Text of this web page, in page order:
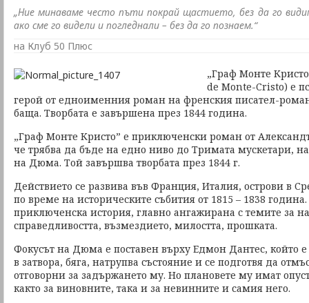
„Ние минаваме често пъти покрай щастието, без да го
ако сме го видели и погледнали – без да го познаем.“
на Клуб 50 Плюс
„Граф Монте
de Monte-Cristo) е
герой от едноименния роман на френския писател-
баща. Творбата е завършена през 1844 година.
„Граф Монте Кристо” е приключенски роман от
че трябва да бъде на едно ниво до Тримата мускетари,
на Дюма. Той завършва творбата през 1844 г.
Действието се развива във Франция, Италия, острови в
по време на историческите събития от 1815 – 1838
приключенска история, главно ангажирана с темите за
справедливостта, възмездието, милостта, прошката.
Фокусът на Дюма е поставен върху Едмон Дантес, който
в затвора, бяга, натрупва състояние и се подготвя да
отговорни за задържането му. Но плановете му имат
както за виновните, така и за невинните и самия него.